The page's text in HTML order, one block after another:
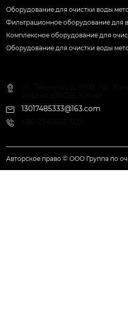
Оборудование для очистки воды
Фильтрационное оборудование для
Комплексное оборудование для
Оборудование для очистки воды
13017485333@163.com
Авторское право © ООО Группа по